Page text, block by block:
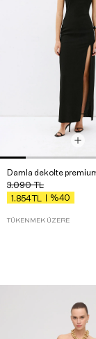
3.090TL
1.854TL %40
TÜKENMEK ÜZERE